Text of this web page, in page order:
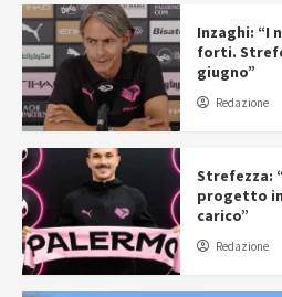
Inzaghi: “I
forti.
giugno”
Redazione
Strefezza:
progetto
carico”
Redazione